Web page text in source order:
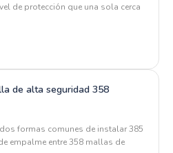
de protección que una sola cerca
de alta seguridad 358
formas comunes de instalar 385
empalme entre 358 mallas de